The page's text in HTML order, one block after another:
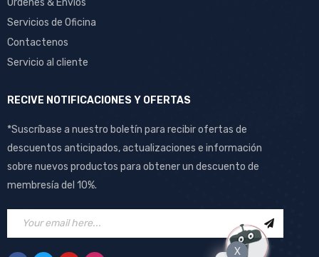
Ordenes & Envios
Servicios de Oficina
Contactenos
Servicio al cliente
RECIVE NOTIFICACIONES Y OFERTAS
*Suscríbase a nuestro boletín para recibir ofertas de
descuentos anticipados, actualizaciones e información
sobre nuevos productos para obtener un descuento de
membresía del 10%.
X